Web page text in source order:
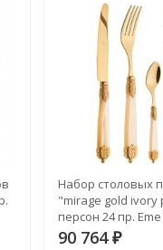
Набор столовых
"mirage gold ivory
персон 24 пр. Eme
90 764₽